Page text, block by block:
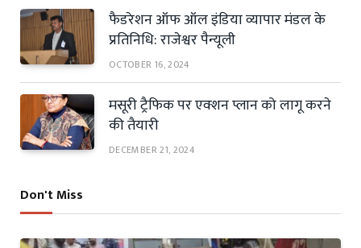
फैडरेशन ऑफ ऑल इंडिया व्यापार मंडल के
प्रतिनिधि: राजेश्वर पैन्यूली
OCTOBER 16, 2024
मसूरी ट्रैफिक पर एक्शन प्लान को लागू करने
की तैयारी
DECEMBER 21, 2024
Don't Miss